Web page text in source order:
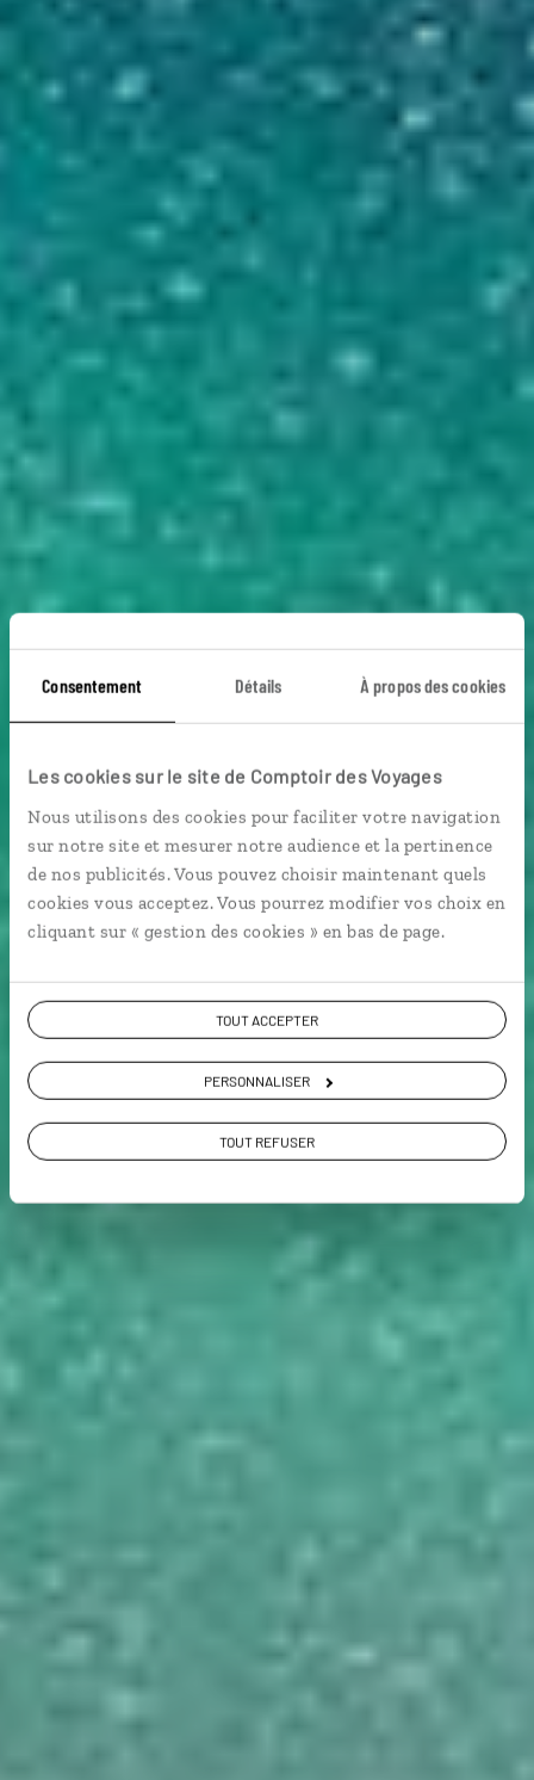
Consentement Détails À propos des cookies
Les cookies sur le site de Comptoir des Voyages
Nous utilisons des cookies pour faciliter votre navigation
sur notre site et mesurer notre audience et la pertinence
de nos publicités. Vous pouvez choisir maintenant quels
cookies vous acceptez. Vous pourrez modifier vos choix en
cliquant sur « gestion des cookies » en bas de page.
TOUT ACCEPTER
PERSONNALISER
TOUT REFUSER
Les 12 coups de
minuit en Laponie
Séjour Nouvel An en famille à Levi, en Laponie
finlandaise.
En famille
Voir les 458 avis sur les voyages en Finlande
VOIR LA GALERIE PHOTOS